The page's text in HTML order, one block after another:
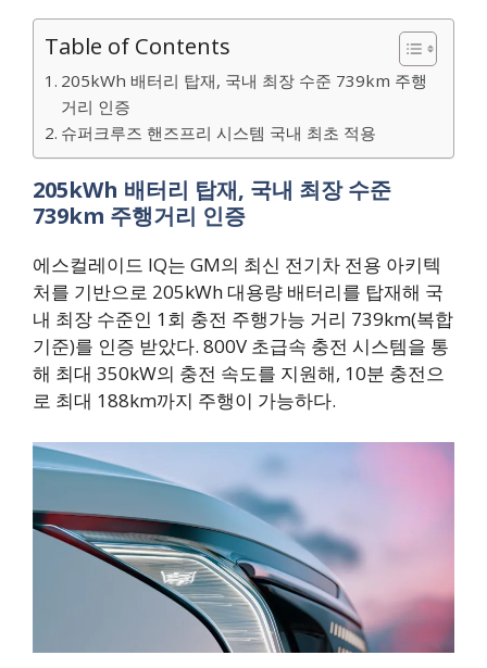
Table of Contents
205kWh 배터리 탑재, 국내 최장 수준 739km 주행
거리 인증
슈퍼크루즈 핸즈프리 시스템 국내 최초 적용
205kWh 배터리 탑재, 국내 최장 수준
739km 주행거리 인증
에스컬레이드 IQ는 GM의 최신 전기차 전용 아키텍
처를 기반으로 205kWh 대용량 배터리를 탑재해 국
내 최장 수준인 1회 충전 주행가능 거리 739km(복합
기준)를 인증 받았다. 800V 초급속 충전 시스템을 통
해 최대 350kW의 충전 속도를 지원해, 10분 충전으
로 최대 188km까지 주행이 가능하다.